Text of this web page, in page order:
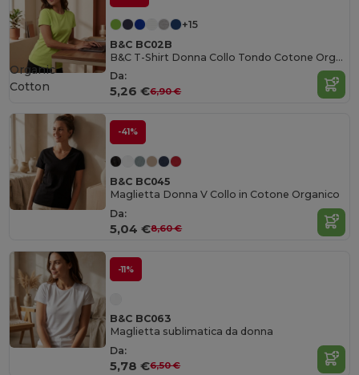
+15
B&C BC02B
B&C T-Shirt Donna Collo Tondo Cotone Organico Ultra Morbido
Da:
5,26 €6,90 €
Organic
Cotton
-41%
B&C BC045
Maglietta Donna V Collo in Cotone Organico
Da:
5,04 €8,60 €
-11%
B&C BC063
Maglietta sublimatica da donna
Da:
5,78 €6,50 €